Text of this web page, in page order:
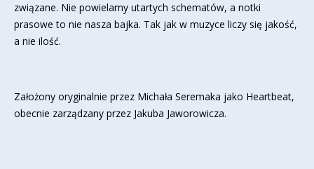
związane. Nie powielamy utartych schematów, a notki
prasowe to nie nasza bajka. Tak jak w muzyce liczy się jakość,
a nie ilość.
Założony oryginalnie przez Michała Seremaka jako Heartbeat,
obecnie zarządzany przez Jakuba Jaworowicza.